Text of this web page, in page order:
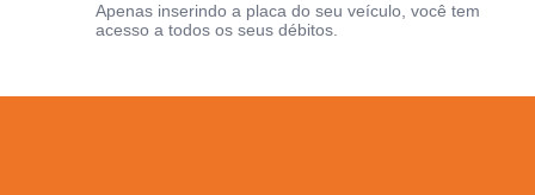
Apenas inserindo a placa do seu veículo, você tem
acesso a todos os seus débitos.